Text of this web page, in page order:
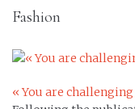
Fashion
« You are